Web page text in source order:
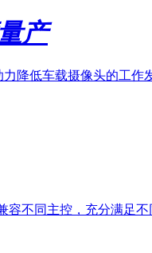
产
降低车载摄像头的工
不同主控，充分满足